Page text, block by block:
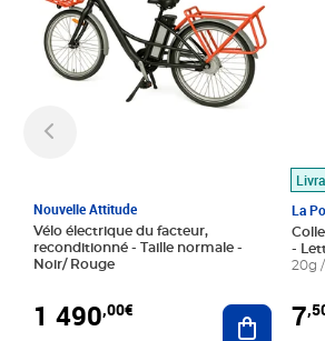
Nouvelle Attitude
Vélo électrique du facteur,
reconditionné - Taille normale -
Noir/ Rouge
1 490,00€ Ajouter
La
-
20g
7